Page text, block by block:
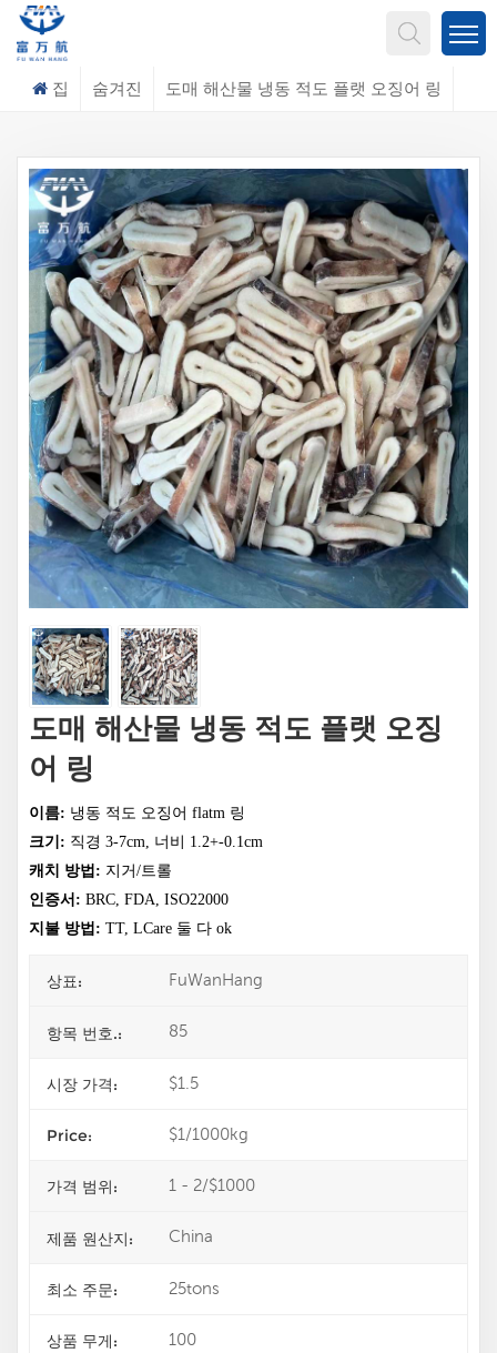
집 숨겨진 도매 해산물 냉동 적도 플랫 오징어 링
도매 해산물 냉동 적도 플랫 오징
어 링
이름: 냉동 적도 오징어 flatm 링
크기: 직경 3-7cm, 너비 1.2+-0.1cm
캐치 방법: 지거/트롤
인증서: BRC, FDA, ISO22000
지불 방법: TT, LCare 둘 다 ok
상표: FuWanHang
항목 번호.: 85
시장 가격: $1.5
Price: $1/1000kg
가격 범위: 1 - 2/$1000
제품 원산지: China
최소 주문: 25tons
상품 무게: 100